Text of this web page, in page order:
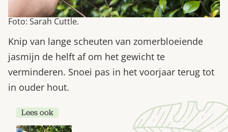
Foto: Sarah Cuttle.
Knip van lange scheuten van zomerbloeiende
jasmijn de helft af om het gewicht te
verminderen. Snoei pas in het voorjaar terug tot
in ouder hout.
Lees ook